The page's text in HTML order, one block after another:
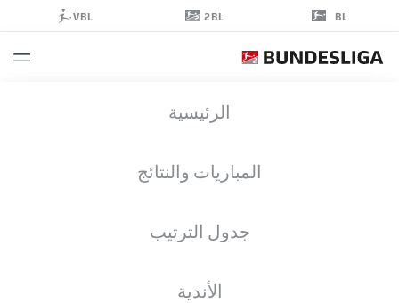
BL
2BL
VBL
الرئيسية
المباريات والنتائج
جدول الترتيب
الأندية